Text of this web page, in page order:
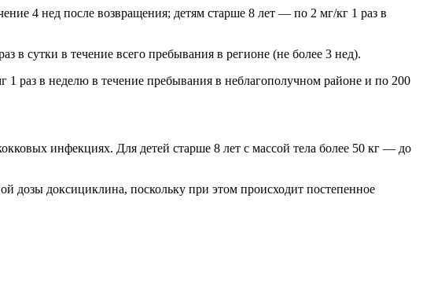
4 нед после возвращения; детям старше 8 лет — по 2 мг/кг 1 раз в
сутки в течение всего пребывания в регионе (не более 3 нед).
раз в неделю в течение пребывания в неблагополучном районе и по 200
инфекциях. Для детей старше 8 лет с массой тела более 50 кг — до
дозы доксициклина, поскольку при этом происходит постепенное